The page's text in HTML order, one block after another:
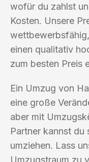
wofür du zahlst
Kosten. Unsere
einen qualitativ
zum besten Preis
Ein Umzug von
eine große
aber mit
Partner kannst du
umziehen. Lass
Umzugstraum zu